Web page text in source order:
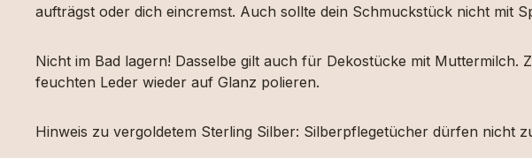
aufträgst oder dich eincremst. Auch sollte dein Schmuckstück nicht mit
Nicht im Bad lagern! Dasselbe gilt auch für Dekostücke mit
feuchten Leder wieder auf Glanz polieren.
Hinweis zu vergoldetem Sterling Silber: Silberpflegetücher dürfen nicht